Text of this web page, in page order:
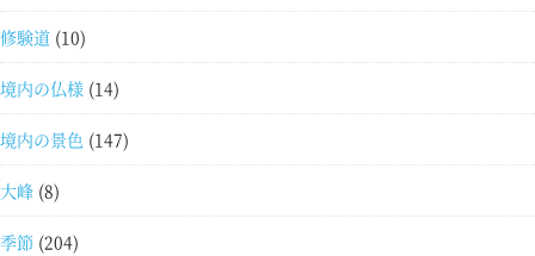
修験道 (10)
境内の仏様 (14)
境内の景色 (147)
大峰 (8)
季節 (204)